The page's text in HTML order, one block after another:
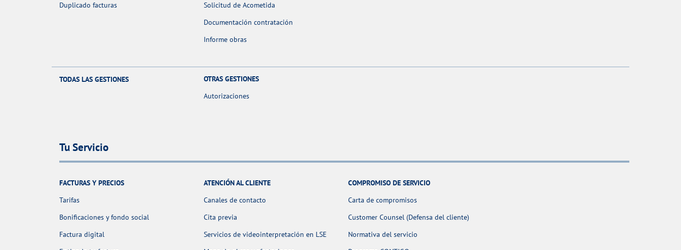
Duplicado facturas
Solicitud de Acometida
Documentación contratación
Informe obras
TODAS LAS GESTIONES
OTRAS GESTIONES
Autorizaciones
Tu Servicio
FACTURAS Y PRECIOS
Tarifas
Bonificaciones y fondo social
Factura digital
ATENCIÓN AL CLIENTE
Canales de contacto
Cita previa
Servicios de videointerpretación en LSE
COMPROMISO DE SERVICIO
Carta de compromisos
Customer Counsel (Defensa del cliente)
Normativa del servicio